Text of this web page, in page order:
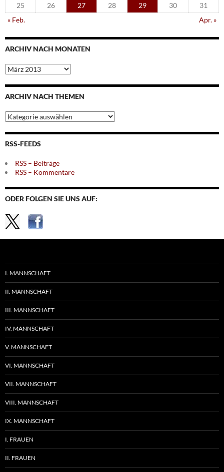
25 26 27 28 29 30
31
« Feb.
Apr. »
ARCHIV NACH MONATEN
Archiv
nach
Monaten
ARCHIV NACH THEMEN
Archiv
nach
Themen
RSS-FEEDS
RSS – Beiträge
RSS – Kommentare
ODER FOLGEN SIE UNS AUF:
I. MANNSCHAFT
II. MANNSCHAFT
III. MANNSCHAFT
IV. MANNSCHAFT
V. MANNSCHAFT
VI. MANNSCHAFT
VII. MANNSCHAFT
VIII. MANNSCHAFT
IX. MANNSCHAFT
I. FRAUEN
II. FRAUEN